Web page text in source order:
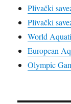
Plivački
Plivački
World
European
Olympic